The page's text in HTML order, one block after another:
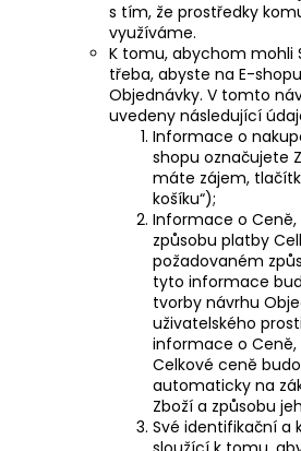
s tím, že prostředky
využíváme.
K tomu, abychom mohli
třeba, abyste na E-
Objednávky. V tomto
uvedeny následující
Informace o
shopu označujete
máte zájem,
košíku“);
Informace o
způsobu platby
požadovaném
tyto informace
tvorby návrhu
uživatelského
informace o Ceně,
Celkové ceně
automaticky na
Zboží a způsobu
Své identifikační a